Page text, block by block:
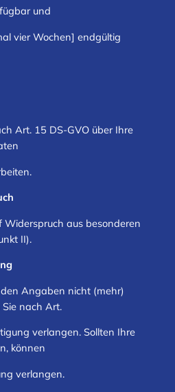
und
vier Wochen] endgültig
Art. 15 DS-GVO über Ihre
Widerspruch aus besonderen
II).
Angaben nicht (mehr)
nach Art.
verlangen. Sollten Ihre
können
verlangen.